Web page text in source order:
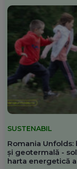
SUSTENABIL
Romania
și geotermală -
harta energetică